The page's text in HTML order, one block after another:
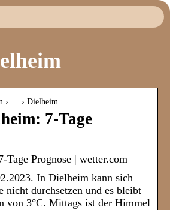
› … › Dielheim
7-Tage
Tage Prognose | wetter.com
In Dielheim kann sich
nicht durchsetzen und es bleibt
von 3°C. Mittags ist der Himmel